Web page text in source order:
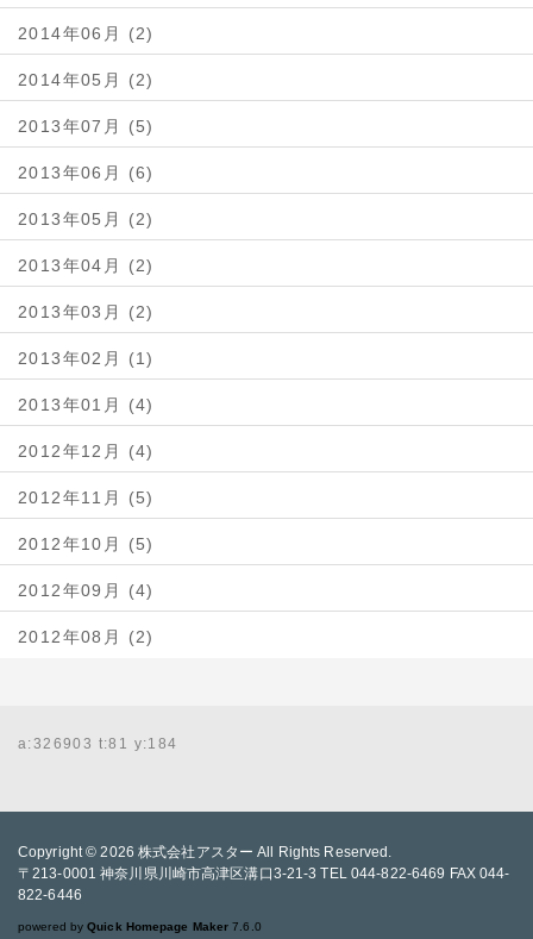
2014年06月 (2)
2014年05月 (2)
2013年07月 (5)
2013年06月 (6)
2013年05月 (2)
2013年04月 (2)
2013年03月 (2)
2013年02月 (1)
2013年01月 (4)
2012年12月 (4)
2012年11月 (5)
2012年10月 (5)
2012年09月 (4)
2012年08月 (2)
a:326903 t:81 y:184
Copyright © 2026株式会社アスター All Rights Reserved.
〒213-0001 神奈川県川崎市高津区溝口3-21-3 TEL 044-822-6469 FAX 044-
822-6446
powered byQuick Homepage Maker 7.6.0